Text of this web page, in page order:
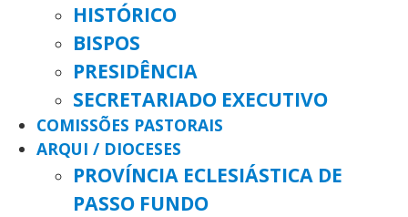
HISTÓRICO
BISPOS
PRESIDÊNCIA
SECRETARIADO EXECUTIVO
COMISSÕES PASTORAIS
ARQUI / DIOCESES
PROVÍNCIA ECLESIÁSTICA DE
PASSO FUNDO